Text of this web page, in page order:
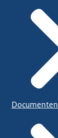
Documenten